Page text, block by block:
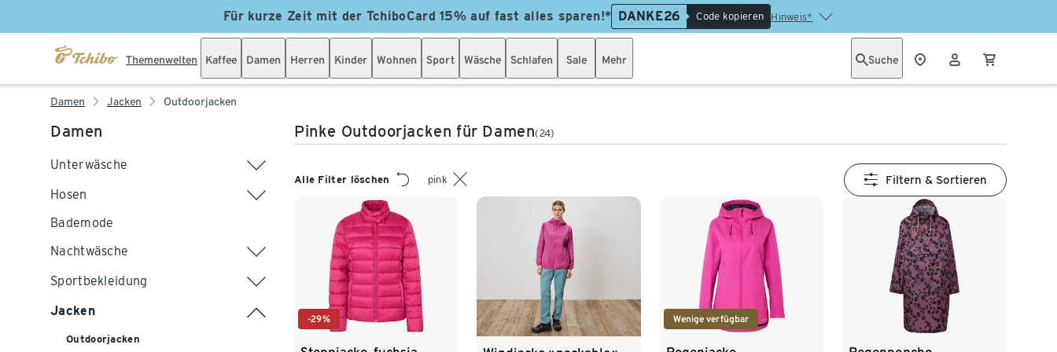
Für kurze Zeit mit der TchiboCard 15% auf fast alles sparen!* DANKE26 Code kopieren Hinweis*
Themenwelten Kaffee Damen Herren Kinder Wohnen Sport Wäsche Schlafen Sale Mehr Suche
Damen Jacken Outdoorjacken
Damen
Unterwäsche
Hosen
Bademode
Nachtwäsche
Sportbekleidung
Jacken
Outdoorjacken
Pinke Outdoorjacken für Damen(24)
Alle Filter löschen pink Filtern & Sortieren
-29% Wenige verfügbar